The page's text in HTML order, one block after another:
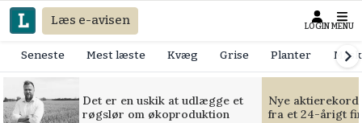
Læs e-avisen LOGIN MENU
Seneste Mest læste Kvæg Grise Planter
Det er en uskik at udlægge et
røgslør om økoproduktion
Nye
fra et 24-årigt